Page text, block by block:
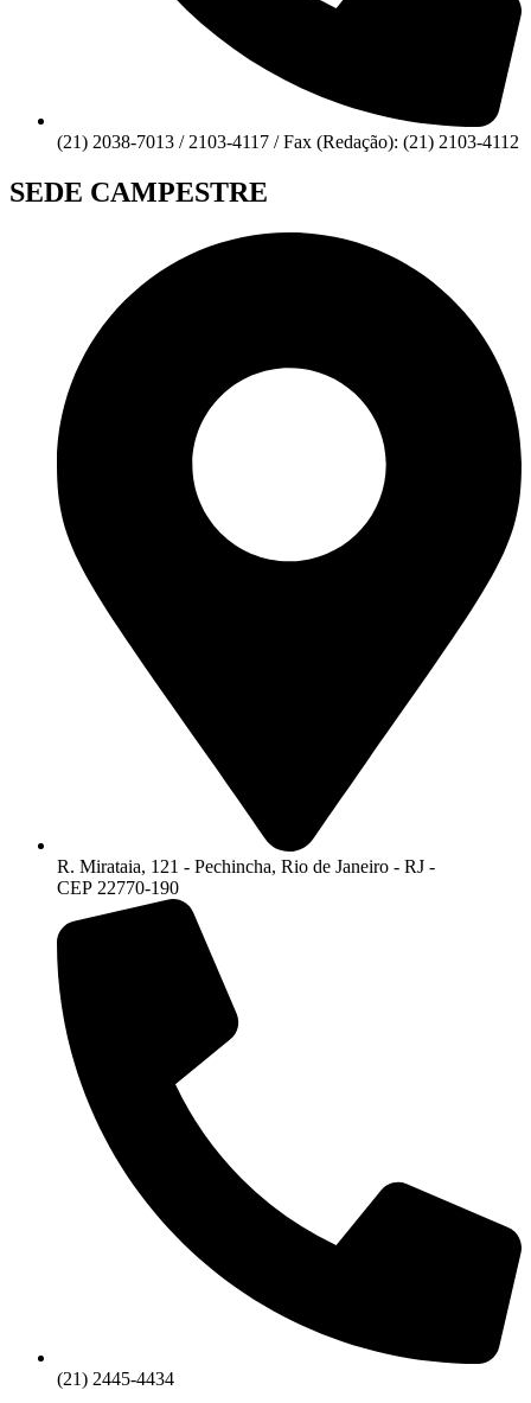
(21) 2038-7013 / 2103-4117 / Fax (Redação): (21) 2103-4112
SEDE CAMPESTRE
R. Mirataia, 121 - Pechincha, Rio de Janeiro - RJ -
CEP 22770-190
(21) 2445-4434